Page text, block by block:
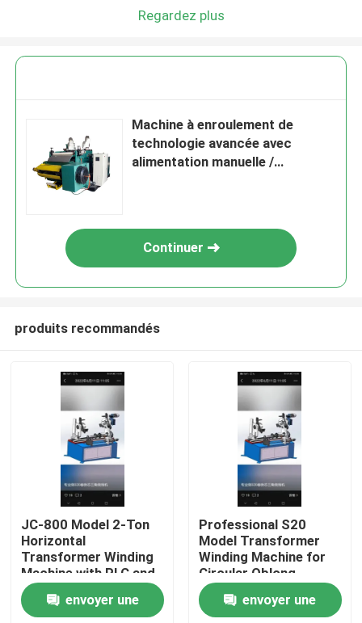
Aperçu
Produits
A propos de nous
Regardez plus
Machine à enroulement de
technologie avancée avec
alimentation manuelle /
Continuer
produits recommandés
JC-800 Model 2-Ton
Horizontal
Transformer Winding
Machine with PLC and
Servo Motor System
and Double Head
envoyer une
Professional S20
Model Transformer
Winding Machine for
Circular Oblong
Elliptical Rectangular
Coils with Iron Core
envoyer une